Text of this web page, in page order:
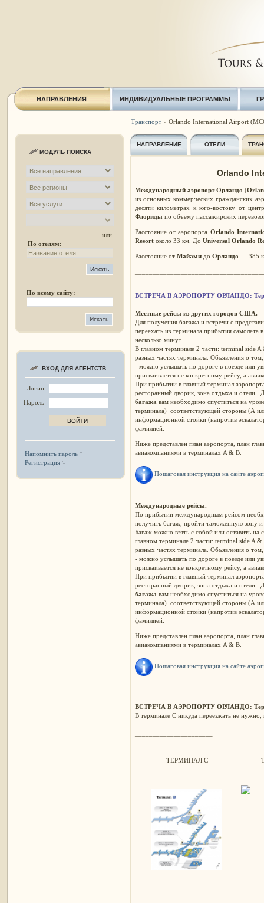
НАПРАВЛЕНИЯ ИНДИВИДУАЛЬНЫЕ ПРОГРАММЫ
МОДУЛЬ ПОИСКА
или
По отелям:
По всему сайту:
ВХОД ДЛЯ АГЕНТСТВ
Логин
Пароль
Напомнить пароль
Регистрация
Транспорт» Orlando International Airport
НАПРАВЛЕНИЕ ОТЕЛИ
Orlando
Международный аэропорт Орландо (
из основных коммерческих гражданских
десяти километрах к юго-востоку от
Флоридыпо объёму пассажирских
Расстояние от аэропорта Orlando
Resortоколо 33 км. До Universal Orlando
Расстояние отМайамидо Орландо — 385
ВСТРЕЧА В АЭРОПОРТУ ОРЛАНДО:
Местные рейсы из других городов США.
Для получения багажа и встречи с
переехать из терминала прибытия самолета
несколько минут.
В главном терминале 2 части: terminal side
разных частях терминала. Объявления о
- можно услышать по дороге в поезде или
присваивается не конкретному рейсу, а
При прибытии в главный терминал
ресторанный дворик, зона отдыха и отели.
багажа вам необходимо спуститься на
терминала) соответствующей стороны (А
информационной стойки (напротив
фамилией.
Ниже представлен план аэропорта, план
авиакомпаниями в терминалах A & B.
Пошаговая инструкция на сайте
Международные рейсы.
По прибытии международным рейсом
получить багаж, пройти таможенную зону и
Багаж можно взять с собой или оставить
главном терминале 2 части: terminal side A
разных частях терминала. Объявления о
- можно услышать по дороге в поезде или
присваивается не конкретному рейсу, а
При прибытии в главный терминал
ресторанный дворик, зона отдыха и отели.
багажа вам необходимо спуститься на
терминала) соответствующей стороны (А
информационной стойки (напротив
фамилией.
Ниже представлен план аэропорта, план
авиакомпаниями в терминалах A & B.
Пошаговая инструкция на сайте
ВСТРЕЧА В АЭРОПОРТУ ОРЛАНДО:
В терминале С никуда переезжать не
ТЕРМИНАЛ С